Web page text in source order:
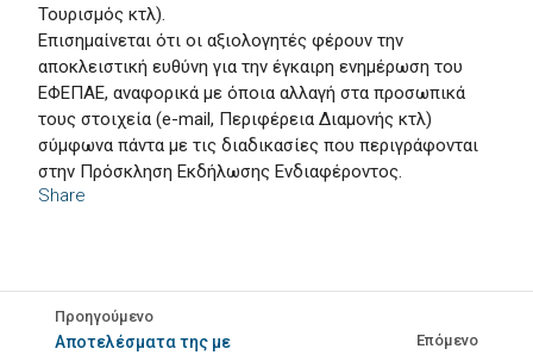
Share
Τουρισμός κτλ).
Επισημαίνεται ότι οι αξιολογητές φέρουν την
αποκλειστική ευθύνη για την έγκαιρη ενημέρωση του
ΕΦΕΠΑΕ, αναφορικά με όποια αλλαγή στα προσωπικά
τους στοιχεία (e-mail, Περιφέρεια Διαμονής κτλ)
σύμφωνα πάντα με τις διαδικασίες που περιγράφονται
στην Πρόσκληση Εκδήλωσης Ενδιαφέροντος.
Προηγούμενο
Αποτελέσματα της με
Επόμενο